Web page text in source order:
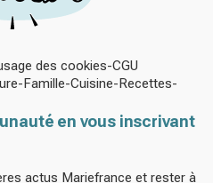
des cookies CGU
Famille Cuisine Recettes
en vous inscrivant
actus Mariefrance et rester à